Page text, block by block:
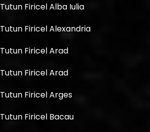
Tutun Firicel Alba Iulia
Tutun Firicel Alexandria
Tutun Firicel Arad
Tutun Firicel Arad
Tutun Firicel Arges
Tutun Firicel Bacau